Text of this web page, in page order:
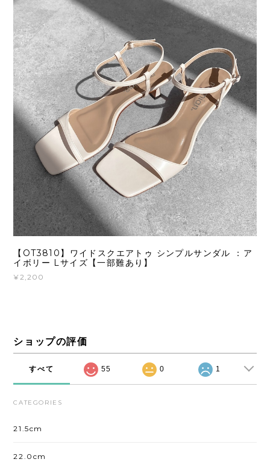
【OT3810】ワイドスクエアトゥ シンプルサンダル ：ア
イボリー Lサイズ【一部難あり】
¥2,200
ショップの評価
すべて 55 0 1
CATEGORIES
21.5cm
22.0cm